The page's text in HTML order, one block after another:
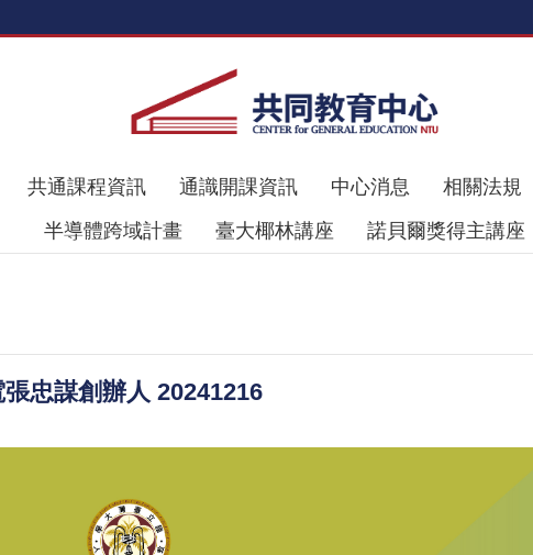
共通課程資訊 通識開課資訊 中心消息 相關法規
半導體跨域計畫
臺大椰林講座 諾貝爾獎得主講座
忠謀創辦人 20241216